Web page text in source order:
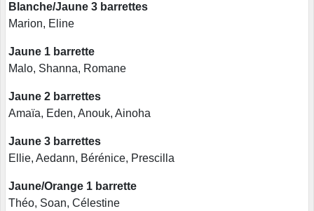
Blanche/Jaune 3 barrettes
Marion, Eline
Jaune 1 barrette
Malo, Shanna, Romane
Jaune 2 barrettes
Amaïa, Eden, Anouk, Ainoha
Jaune 3 barrettes
Ellie, Aedann, Bérénice, Prescilla
Jaune/Orange 1 barrette
Théo, Soan, Célestine